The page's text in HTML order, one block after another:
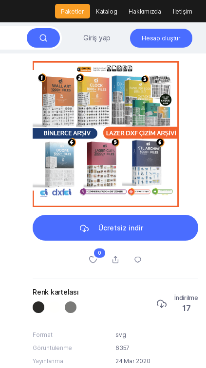
Paketler Katalog Hakkımızda İletişim
Giriş yap Hesap oluştur
Ücretsiz indir
0
Renk kartelası
İndirilme
17
Format
svg
Görüntülenme
6357
Yayınlanma
24 Mar 2020